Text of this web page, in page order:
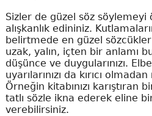
Sizler de güzel söz söylemeyi
alışkanlık edininiz.
belirtmede en güzel
uzak, yalın, içten bir anlamı
düşünce ve duygularınızı.
uyarılarınızı da kırıcı
Örneğin kitabınızı karıştıran
tatlı sözle ikna ederek eline
verebilirsiniz.